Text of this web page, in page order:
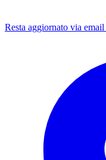
Resta aggiornato via email